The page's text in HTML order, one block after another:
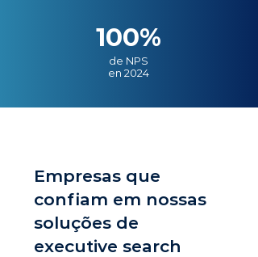
100%
de NPS
en 2024
Empresas que
confiam em nossas
soluções de
executive search